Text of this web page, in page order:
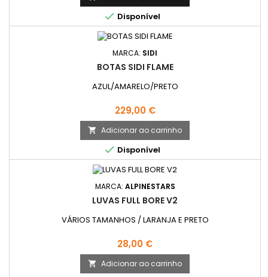
 Disponível
MARCA: SIDI
BOTAS SIDI FLAME
AZUL/AMARELO/PRETO
Preço
229,00 €
 Adicionar ao carrinho
 Disponível
MARCA: ALPINESTARS
LUVAS FULL BORE V2
VÁRIOS TAMANHOS / LARANJA E PRETO
Preço
28,00 €
 Adicionar ao carrinho